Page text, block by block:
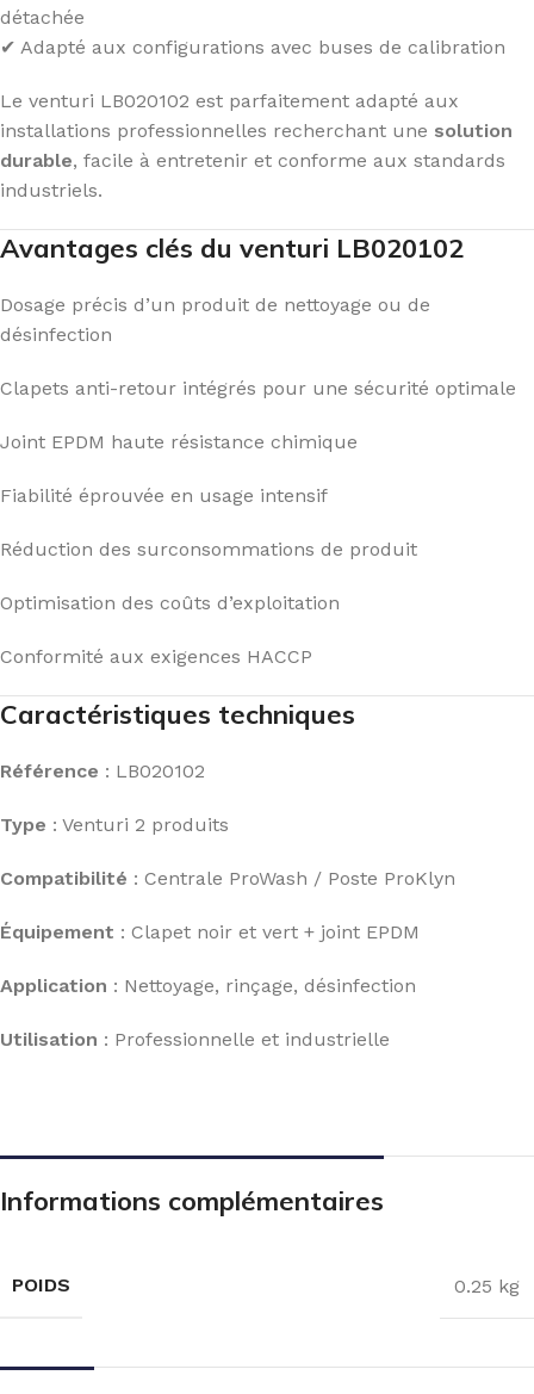
détachée
✔ Adapté aux configurations avec buses de calibration
Le venturi LB020102 est parfaitement adapté aux
installations professionnelles recherchant une solution
durable, facile à entretenir et conforme aux standards
industriels.
Avantages clés du venturi LB020102
Dosage précis d’un produit de nettoyage ou de
désinfection
Clapets anti-retour intégrés pour une sécurité optimale
Joint EPDM haute résistance chimique
Fiabilité éprouvée en usage intensif
Réduction des surconsommations de produit
Optimisation des coûts d’exploitation
Conformité aux exigences HACCP
Caractéristiques techniques
Référence : LB020102
Type : Venturi 2 produits
Compatibilité : Centrale ProWash / Poste ProKlyn
Équipement : Clapet noir et vert + joint EPDM
Application : Nettoyage, rinçage, désinfection
Utilisation : Professionnelle et industrielle
Informations complémentaires
POIDS 0.25 kg